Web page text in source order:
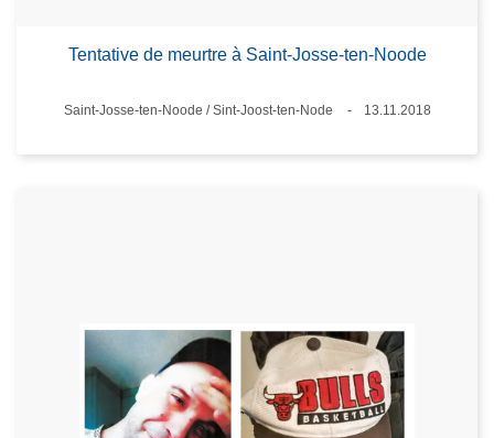
Tentative de meurtre à Saint-Josse-ten-Noode
Standort
Saint-Josse-ten-Noode / Sint-Joost-ten-Node
13.11.2018